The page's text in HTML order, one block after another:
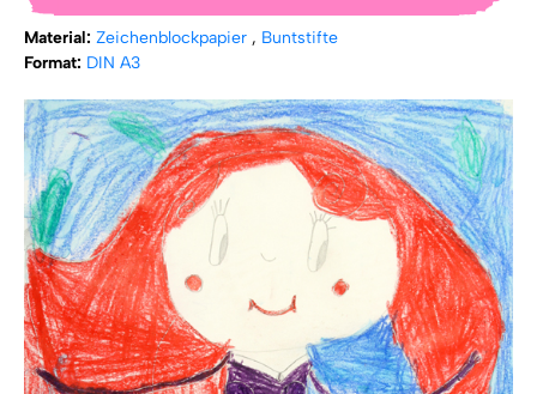
Material: Zeichenblockpapier , Buntstifte
Format: DIN A3